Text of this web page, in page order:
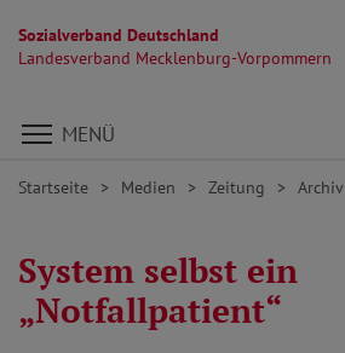
Sozialverband Deutschland
Landesverband Mecklenburg-Vorpommern
Direkt zu den Inhalten springen
MENÜ
Startseite Medien Zeitung Archiv
System selbst ein
„Notfallpatient“